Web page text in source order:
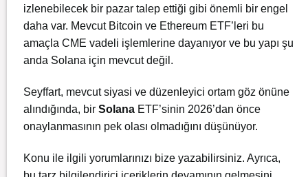
izlenebilecek bir pazar talep ettiği gibi önemli bir engel
daha var. Mevcut Bitcoin ve Ethereum ETF’leri bu
amaçla CME vadeli işlemlerine dayanıyor ve bu yapı şu
anda Solana için mevcut değil.
Seyffart, mevcut siyasi ve düzenleyici ortam göz önüne
alındığında, bir Solana ETF’sinin 2026’dan önce
onaylanmasının pek olası olmadığını düşünüyor.
Konu ile ilgili yorumlarınızı bize yazabilirsiniz. Ayrıca,